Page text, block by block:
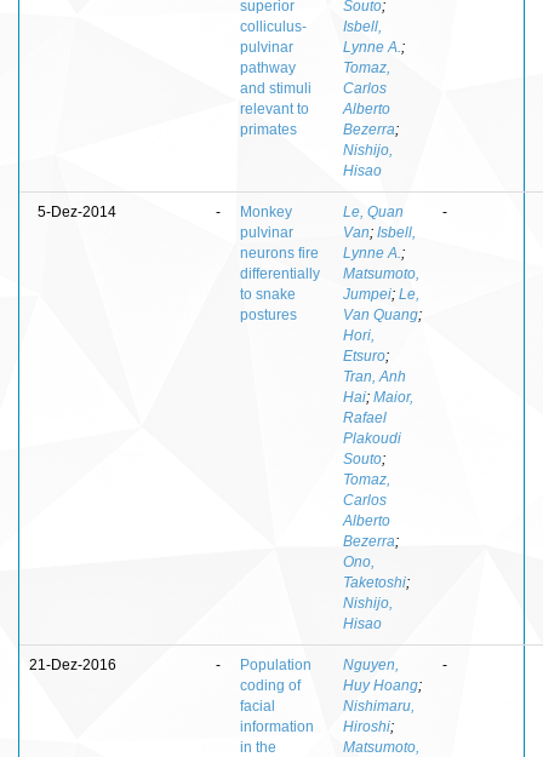
superior
colliculus-
pulvinar
pathway
and stimuli
relevant to
primates
Souto;
Isbell,
Lynne A. ;
Tomaz,
Carlos
Alberto
Bezerra;
Nishijo,
Hisao
5-Dez-2014 -
Monkey
pulvinar
neurons fire
differentially
to snake
postures
Le, Quan
Van; Isbell,
Lynne A. ;
Matsumoto,
Jumpei; Le,
Van Quang;
Hori,
Etsuro;
Tran, Anh
Hai; Maior,
Rafael
Plakoudi
Souto;
Tomaz,
Carlos
Alberto
Bezerra;
Ono,
Taketoshi;
Nishijo,
Hisao
-
21-Dez-2016 -
Population
coding of
facial
information
in the
Nguyen,
Huy Hoang;
Nishimaru,
Hiroshi;
Matsumoto,
-